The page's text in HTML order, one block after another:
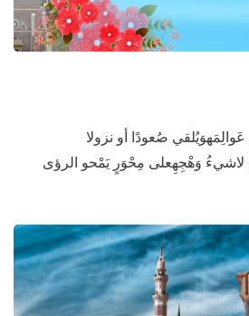
صُعودًا أو نزولا
لاشيءُ وَهْجِهِعلى مِحْوَرٍ يَمْحو الرؤى